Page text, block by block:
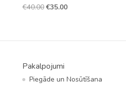
€40.00Original
€40.00.
€35.00Current
€35.00.
Pakalpojumi
Piegāde un Nosūtīšana